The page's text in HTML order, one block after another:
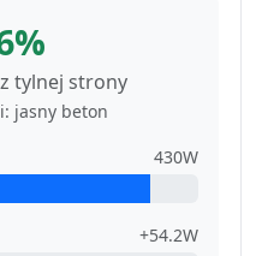
tylnej strony
jasny beton
430W
+54.2W